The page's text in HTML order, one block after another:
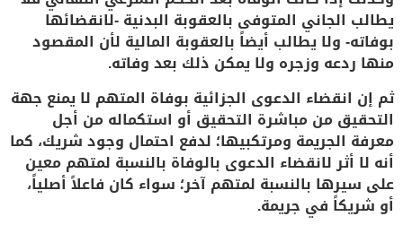
يطالب الجاني المتوفى بالعقوبة البدنية -لانقضائها
بوفاته- ولا يطالب أيضاً بالعقوبة المالية لأن المقصود
منها ردعه وزجره ولا يمكن ذلك بعد وفاته.
ثم إن انقضاء الدعوى الجزائية بوفاة المتهم لا يمنع جهة
التحقيق من مباشرة التحقيق أو استكماله من أجل
معرفة الجريمة ومرتكبيها؛ لدفع احتمال وجود شريك، كما
أنه لا أثر لانقضاء الدعوى بالوفاة بالنسبة لمتهم معين
على سيرها بالنسبة لمتهم آخر؛ سواء كان فاعلاً أصلياً،
أو شريكاً في جريمة.